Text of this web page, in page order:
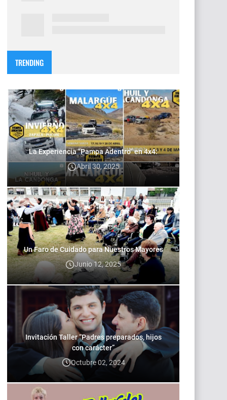
TRENDING
La Experiencia "Pampa Adentro" en 4x4:
Abril 30, 2025
Un Faro de Cuidado para Nuestros Mayores
Junio 12, 2025
Invitación Taller “Padres preparados, hijos
con carácter”
Octubre 02, 2024